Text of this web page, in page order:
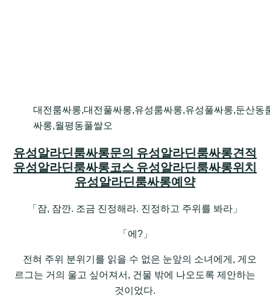
대전룸싸롱,대전풀싸롱,유성룸싸롱,유성풀싸롱,둔산동
싸롱,월평동풀쌀오
유성알라딘룸싸롱문의 유성알라딘룸싸롱견적
유성알라딘룸싸롱코스 유성알라딘룸싸롱위치
유성알라딘룸싸롱예약
「잠, 잠깐. 조금 진정해라. 진정하고 주위를 봐라」
「에?」
전혀 주위 분위기를 읽을 수 없은 눈앞의 소녀에게, 게오
르그는 거의 울고 싶어져서, 건물 밖에 나오도록 제안하는
것이었다.